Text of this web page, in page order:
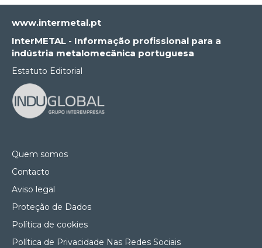
www.intermetal.pt
InterMETAL - Informação profissional para a
indústria metalomecânica portuguesa
Estatuto Editorial
Quem somos
Contacto
Aviso legal
Proteção de Dados
Política de cookies
Política de Privacidade Nas Redes Sociais